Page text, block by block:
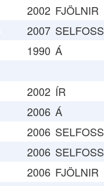
2002 FJÖLNIR
2007 SELFOSS
1990 Á
2002 ÍR
2006 Á
2006 SELFOSS
2006 SELFOSS
2006 FJÖLNIR